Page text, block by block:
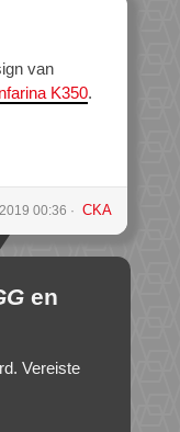
van
K350.
00:36 CKA
en
Vereiste